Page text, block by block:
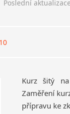
Poslední
Kurz šitý
Zaměření